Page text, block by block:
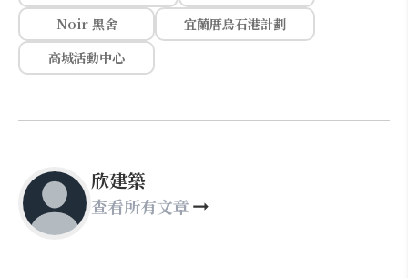
Noir 黑舍
宜蘭厝烏石港計劃
高城活動中心
欣建築
查看所有文章